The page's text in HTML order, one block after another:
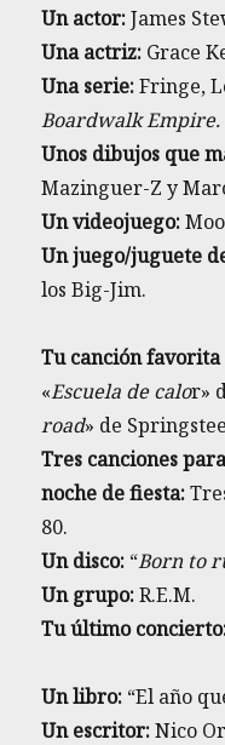
Un actor:James
Una actriz: Grace
Una serie:Fringe,
Boardwalk Empire.
Unos dibujos que
Mazinguer-Z y
Un videojuego:
Un juego/juguete
los Big-Jim.
Tu canción
«Escuela de calor»
road» de
Tres canciones
noche de fiesta:
80.
Un disco: “Born to
Un grupo:R.E.M.
Tu último
Un libro: “El año
Un escritor:Nico